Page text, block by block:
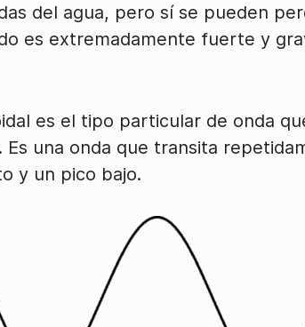
del agua, pero sí se pueden
es extremadamente fuerte y
es el tipo particular de onda
Es una onda que transita
y un pico bajo.